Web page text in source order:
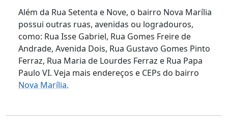
Além da Rua Setenta e Nove, o bairro Nova Marília
possui outras ruas, avenidas ou logradouros,
como: Rua Isse Gabriel, Rua Gomes Freire de
Andrade, Avenida Dois, Rua Gustavo Gomes Pinto
Ferraz, Rua Maria de Lourdes Ferraz e Rua Papa
Paulo VI. Veja mais endereços e CEPs do bairro
Nova Marília.